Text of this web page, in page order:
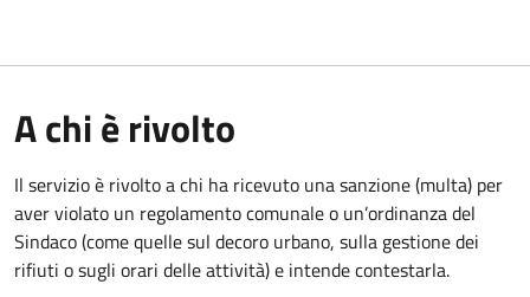
A chi è rivolto
Il servizio è rivolto a chi ha ricevuto una sanzione (multa) per
aver violato un regolamento comunale o un’ordinanza del
Sindaco (come quelle sul decoro urbano, sulla gestione dei
rifiuti o sugli orari delle attività) e intende contestarla.